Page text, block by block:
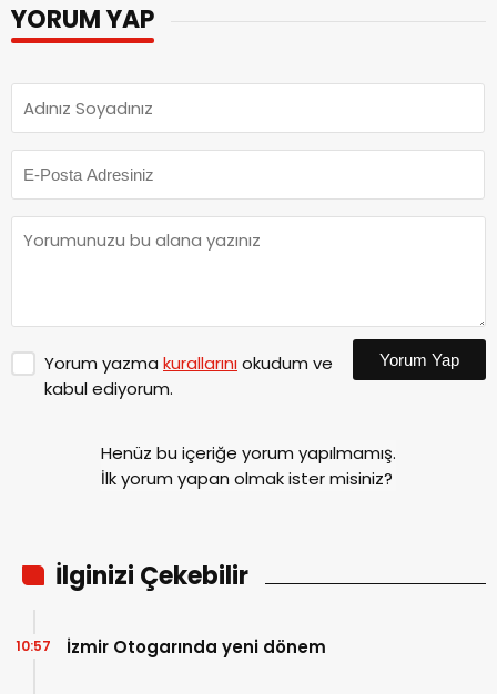
YORUM YAP
Yorum yazma kurallarınıokudum ve
kabul ediyorum.
Yorum Yap
Henüz bu içeriğe yorum yapılmamış.
İlk yorum yapan olmak ister misiniz?
İlginizi Çekebilir
İzmir Otogarında yeni dönem
10:57